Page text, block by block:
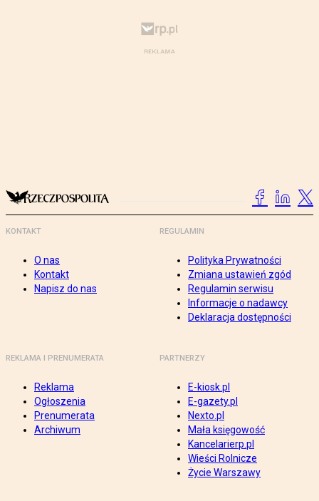
KONTAKT
O nas
Kontakt
Napisz do nas
REGULAMIN
Polityka Prywatności
Zmiana ustawień zgód
Regulamin serwisu
Informacje o nadawcy
Deklaracja dostępności
REKLAMA I PRENUMERATA
Reklama
Ogłoszenia
Prenumerata
Archiwum
PARTNERZY
E-kiosk.pl
E-gazety.pl
Nexto.pl
Mała księgowość
Kancelarierp.pl
Wieści Rolnicze
Życie Warszawy